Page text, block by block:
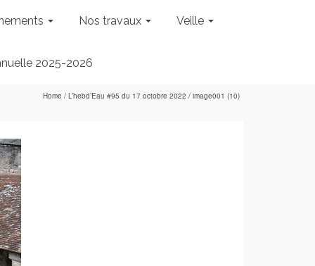
Nos travaux Veille
2025-2026
Home / L’hebd’Eau #95 du 17 octobre 2022 / image001 (10)